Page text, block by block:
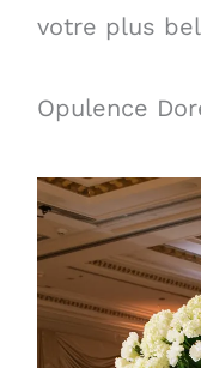
votre plus
Opulence